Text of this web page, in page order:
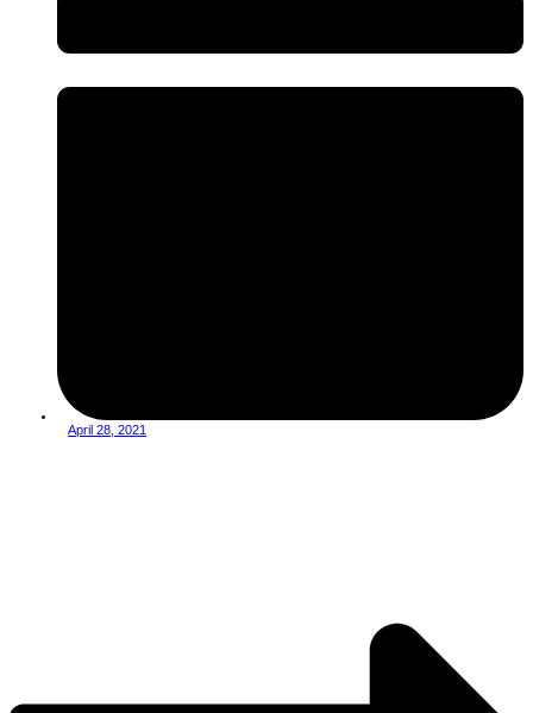
April 28, 2021